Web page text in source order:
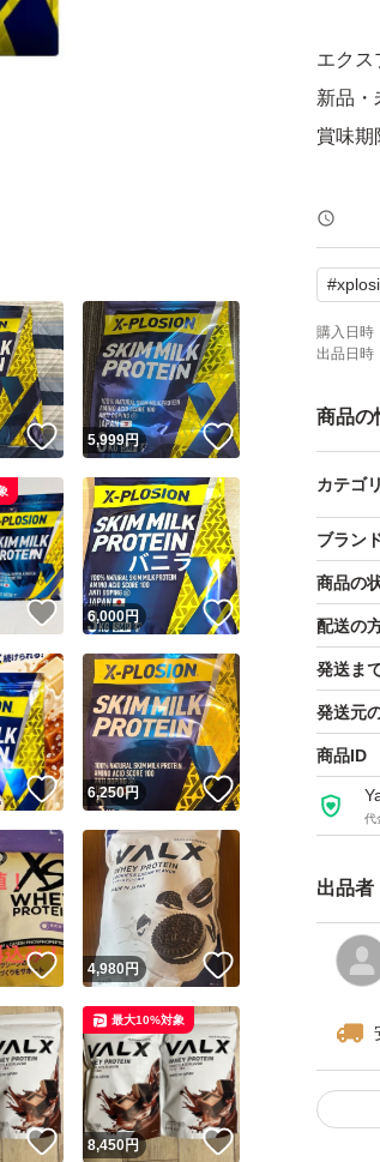
エクス
新品・
賞味
【ブラ
【内容
【商
【特徴
#
購入日時
出品日時
商品の
カテゴリ
ブラン
商品の
配送の
発送ま
発送元
商品ID
代
出品者
いいね！
5,999円 いいね！
いいね！
6,000円 いいね！
いいね！
6,250円 いいね！
いいね！
4,980円
いいね！
8,450円 いいね！
最大10%対象